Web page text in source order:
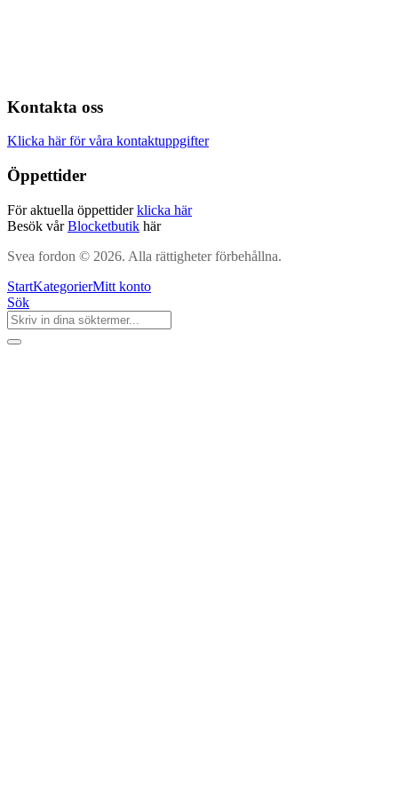
Kontakta oss
Klicka här för våra kontaktuppgifter
Öppettider
För aktuella öppettiderklicka här
Besök vårBlocketbutik här
Svea fordon © 2026. Alla rättigheter förbehållna.
StartKategorierMitt konto
Sök